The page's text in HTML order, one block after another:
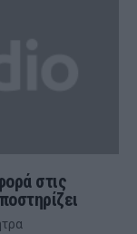
στις